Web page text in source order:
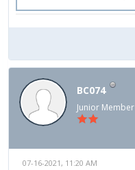
BC074
Junior Member
07-16-2021, 11:20 AM